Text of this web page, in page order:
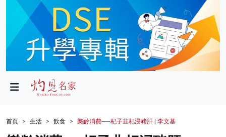
政局
財經
首頁 生活 飲食 樂齡消費──杞子韭杞浸豬肝 | 李文基